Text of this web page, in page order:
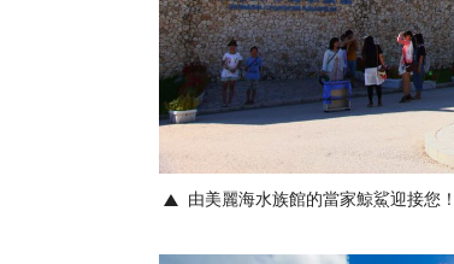
由美麗海水族館的當家鯨鯊迎接您！